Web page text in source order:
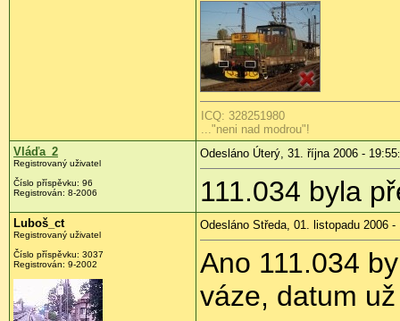
ICQ: 328251980
..."neni nad modrou"!
Vláďa_2
Registrovaný uživatel
Číslo příspěvku: 96
Registrován: 8-2006
Odesláno Úterý, 31. října 2006 - 19:55
111.034 byla
Luboš_ct
Registrovaný uživatel
Číslo příspěvku: 3037
Registrován: 9-2002
Odesláno Středa, 01. listopadu 2006 -
Ano 111.034
váze, datum